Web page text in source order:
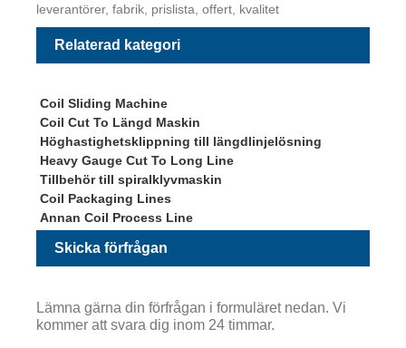
leverantörer, fabrik, prislista, offert, kvalitet
Relaterad kategori
Coil Sliding Machine
Coil Cut To Längd Maskin
Höghastighetsklippning till längdlinjelösning
Heavy Gauge Cut To Long Line
Tillbehör till spiralklyvmaskin
Coil Packaging Lines
Annan Coil Process Line
Skicka förfrågan
Lämna gärna din förfrågan i formuläret nedan. Vi
kommer att svara dig inom 24 timmar.